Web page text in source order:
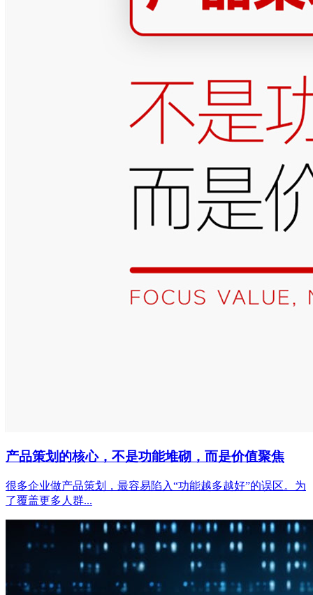
产品策划的核心，不是功能堆砌，而是价值聚焦
很多企业做产品策划，最容易陷入“功能越多越好”的误区。为
了覆盖更多人群...